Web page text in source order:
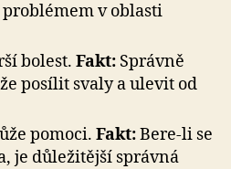
v oblasti
bolest. Fakt: Správně
posílit svaly a ulevit od
pomoci. Fakt:Bere-li se
je důležitější správná